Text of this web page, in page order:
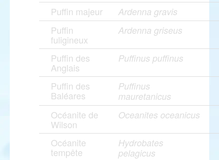
Puffin majeur Ardenna gravis
Puffin
fuligineux
Ardenna griseus
Puffin des
Anglais
Puffinus puffinus
Puffin des
Baléares
Puffinus
mauretanicus
Océanite de
Wilson
Oceanites oceanicus
Océanite
tempête
Hydrobates
pelagicus